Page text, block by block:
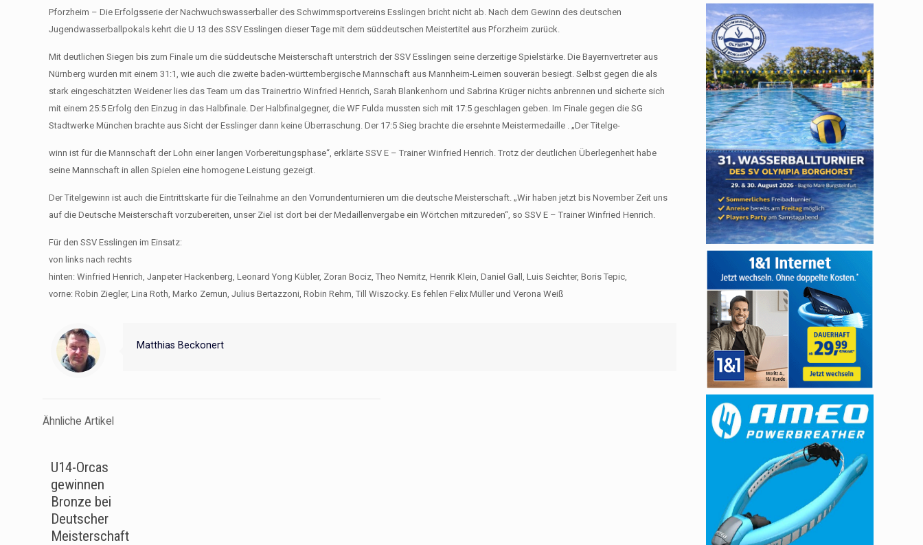
Pforzheim – Die Erfolgsserie der Nachwuchswasserballer des Schwimmsportvereins Esslingen bricht nicht ab. Nach dem Gewinn des deutschen
Jugendwasserballpokals kehrt die U 13 des SSV Esslingen dieser Tage mit dem süddeutschen Meistertitel aus Pforzheim zurück.
Mit deutlichen Siegen bis zum Finale um die süddeutsche Meisterschaft unterstrich der SSV Esslingen seine derzeitige Spielstärke. Die Bayernvertreter aus
Nürnberg wurden mit einem 31:1, wie auch die zweite baden-württembergische Mannschaft aus Mannheim-Leimen souverän besiegt. Selbst gegen die als
stark eingeschätzten Weidener lies das Team um das Trainertrio Winfried Henrich, Sarah Blankenhorn und Sabrina Krüger nichts anbrennen und sicherte sich
mit einem 25:5 Erfolg den Einzug in das Halbfinale. Der Halbfinalgegner, die WF Fulda mussten sich mit 17:5 geschlagen geben. Im Finale gegen die SG
Stadtwerke München brachte aus Sicht der Esslinger dann keine Überraschung. Der 17:5 Sieg brachte die ersehnte Meistermedaille . „Der Titelge-
winn ist für die Mannschaft der Lohn einer langen Vorbereitungsphase“, erklärte SSV E – Trainer Winfried Henrich. Trotz der deutlichen Überlegenheit habe
seine Mannschaft in allen Spielen eine homogene Leistung gezeigt.
Der Titelgewinn ist auch die Eintrittskarte für die Teilnahme an den Vorrundenturnieren um die deutsche Meisterschaft. „Wir haben jetzt bis November Zeit uns
auf die Deutsche Meisterschaft vorzubereiten, unser Ziel ist dort bei der Medaillenvergabe ein Wörtchen mitzureden“, so SSV E – Trainer Winfried Henrich.
Für den SSV Esslingen im Einsatz:
von links nach rechts
hinten: Winfried Henrich, Janpeter Hackenberg, Leonard Yong Kübler, Zoran Bociz, Theo Nemitz, Henrik Klein, Daniel Gall, Luis Seichter, Boris Tepic,
vorne: Robin Ziegler, Lina Roth, Marko Zemun, Julius Bertazzoni, Robin Rehm, Till Wiszocky. Es fehlen Felix Müller und Verona Weiß
Matthias Beckonert
Ähnliche Artikel
U14-Orcas
gewinnen
Bronze bei
Deutscher
Meisterschaft